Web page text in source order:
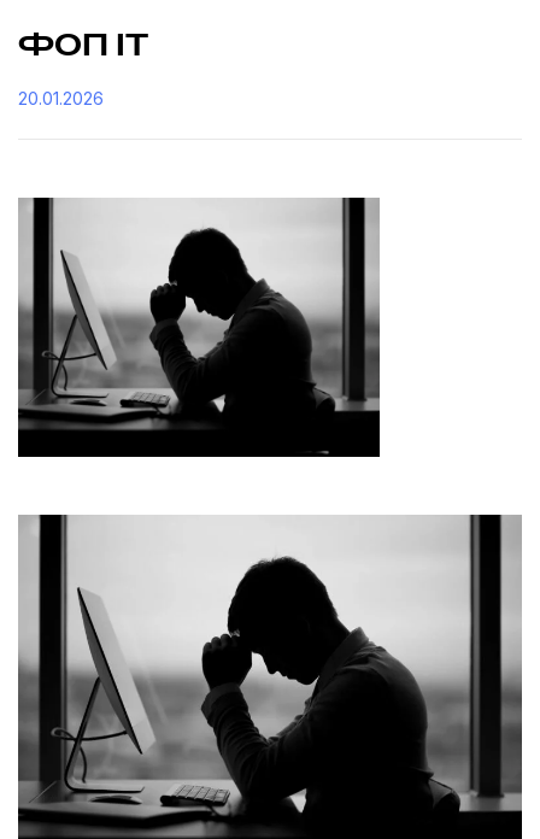
ФОП ІТ
20.01.2026